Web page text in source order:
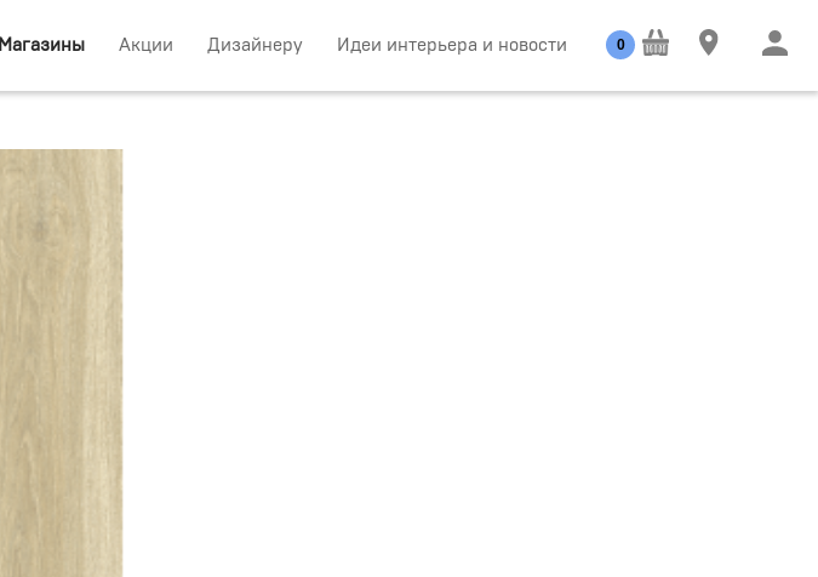
Магазины Акции Дизайнеру Идеи интерьера и новости 0